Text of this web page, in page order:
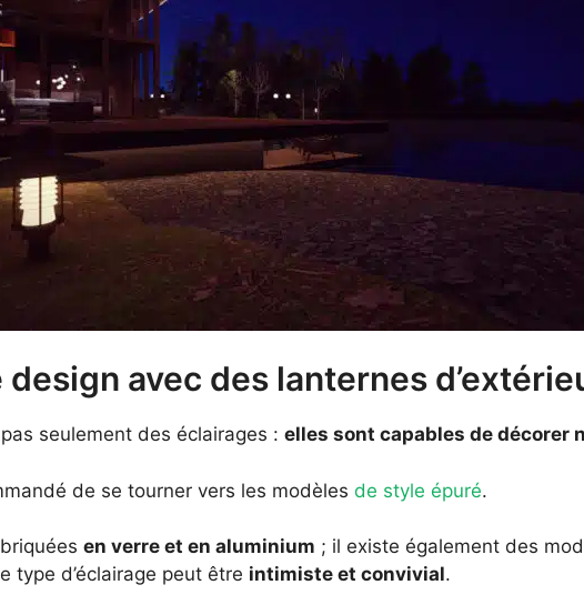
avec des lanternes
seulement des éclairages : elles sont capables de décorer
de se tourner vers les modèles de style épuré.
en verre et en aluminium ; il existe également des
type d’éclairage peut être intimiste et convivial.